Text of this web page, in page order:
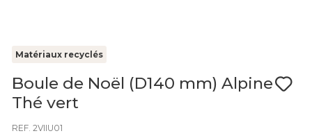
Matériaux recyclés
Boule de Noël (D140 mm) Alpine
Thé vert
REF. 2VIIU01